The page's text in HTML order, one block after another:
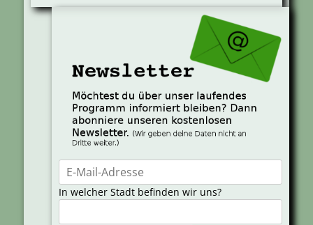
In welcher Stadt befinden wir uns?